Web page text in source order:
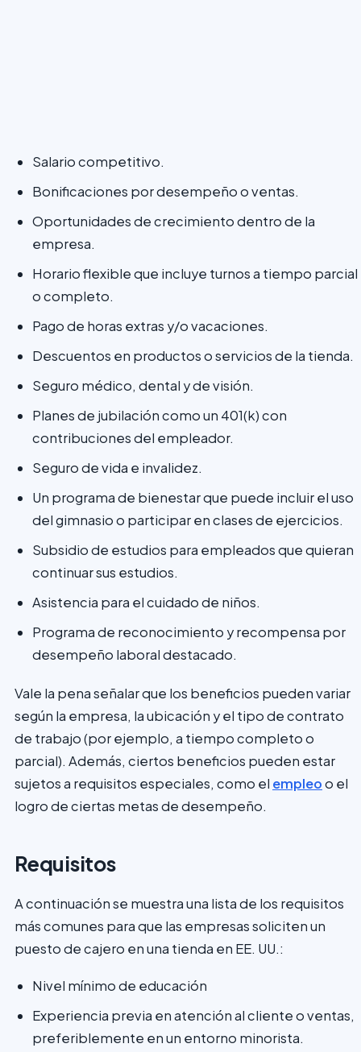
Salario competitivo.
Bonificaciones por desempeño o ventas.
Oportunidades de crecimiento dentro de la
empresa.
Horario flexible que incluye turnos a tiempo parcial
o completo.
Pago de horas extras y/o vacaciones.
Descuentos en productos o servicios de la tienda.
Seguro médico, dental y de visión.
Planes de jubilación como un 401(k) con
contribuciones del empleador.
Seguro de vida e invalidez.
Un programa de bienestar que puede incluir el uso
del gimnasio o participar en clases de ejercicios.
Subsidio de estudios para empleados que quieran
continuar sus estudios.
Asistencia para el cuidado de niños.
Programa de reconocimiento y recompensa por
desempeño laboral destacado.
Vale la pena señalar que los beneficios pueden variar
según la empresa, la ubicación y el tipo de contrato
de trabajo (por ejemplo, a tiempo completo o
parcial). Además, ciertos beneficios pueden estar
sujetos a requisitos especiales, como el empleoo el
logro de ciertas metas de desempeño.
Requisitos
A continuación se muestra una lista de los requisitos
más comunes para que las empresas soliciten un
puesto de cajero en una tienda en EE. UU.:
Nivel mínimo de educación
Experiencia previa en atención al cliente o ventas,
preferiblemente en un entorno minorista.